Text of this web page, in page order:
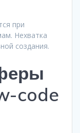
при
Нехватка
создания.
code